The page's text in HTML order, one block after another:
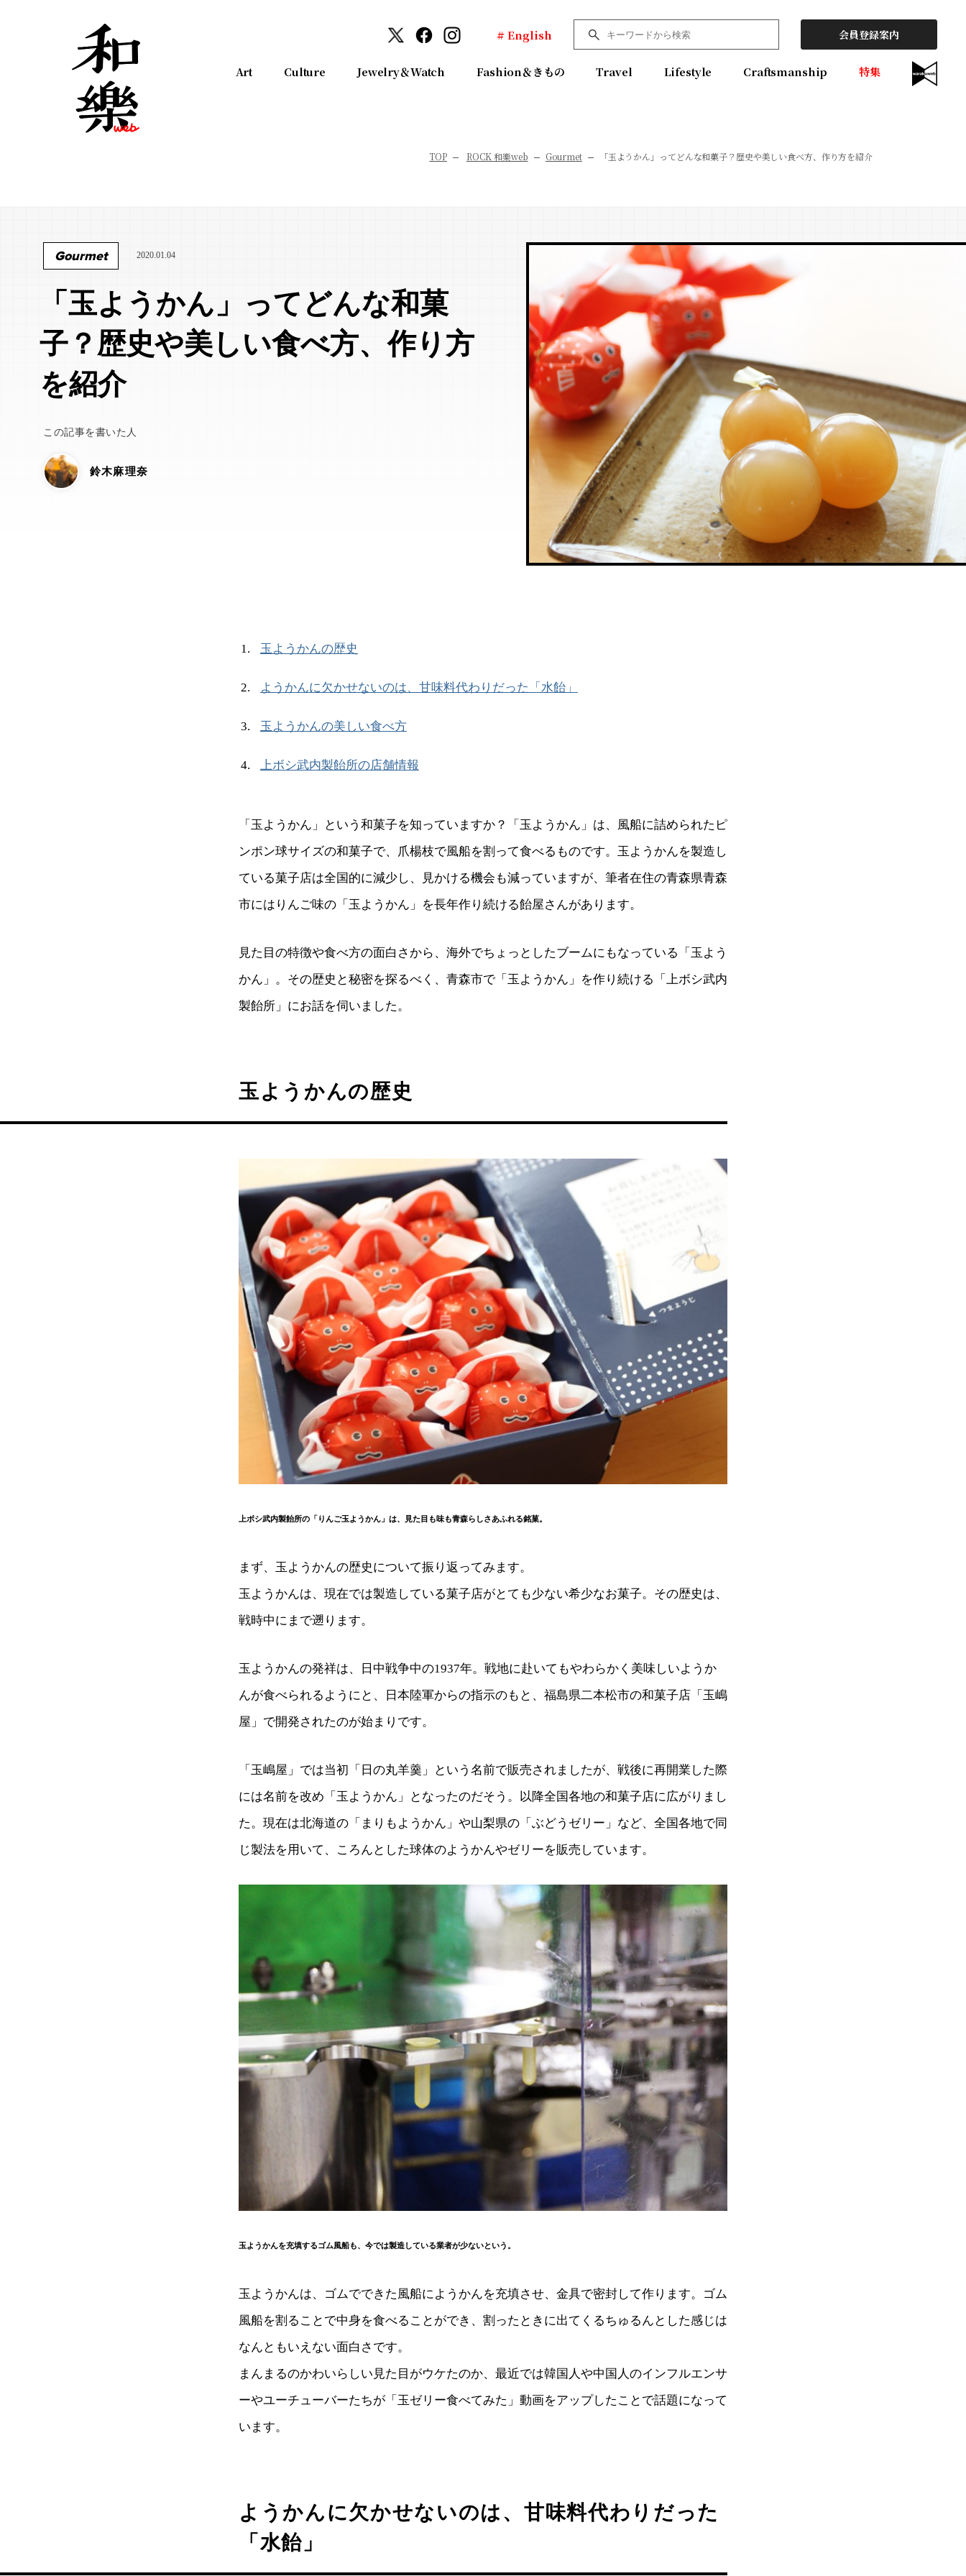
# English 会員登録案内
Art Culture Jewelry＆Watch Fashion＆きもの Travel Lifestyle Craftsmanship 特集
TOP ROCK 和樂web Gourmet 「玉ようかん」ってどんな和菓子？歴史や美しい食べ方、作り方を紹介
Gourmet 2020.01.04
「玉ようかん」ってどんな和菓
子？歴史や美しい食べ方、作り方
を紹介
この記事を書いた人
鈴木麻理奈
玉ようかんの歴史
ようかんに欠かせないのは、甘味料代わりだった「水飴」
玉ようかんの美しい食べ方
上ボシ武内製飴所の店舗情報
「玉ようかん」という和菓子を知っていますか？「玉ようかん」は、風船に詰められたピ
ンポン球サイズの和菓子で、爪楊枝で風船を割って食べるものです。玉ようかんを製造し
ている菓子店は全国的に減少し、見かける機会も減っていますが、筆者在住の青森県青森
市にはりんご味の「玉ようかん」を長年作り続ける飴屋さんがあります。
見た目の特徴や食べ方の面白さから、海外でちょっとしたブームにもなっている「玉よう
かん」。その歴史と秘密を探るべく、青森市で「玉ようかん」を作り続ける「上ボシ武内
製飴所」にお話を伺いました。
玉ようかんの歴史
上ボシ武内製飴所の「りんご玉ようかん」は、見た目も味も青森らしさあふれる銘菓。
まず、玉ようかんの歴史について振り返ってみます。
玉ようかんは、現在では製造している菓子店がとても少ない希少なお菓子。その歴史は、
戦時中にまで遡ります。
玉ようかんの発祥は、日中戦争中の1937年。戦地に赴いてもやわらかく美味しいようか
んが食べられるようにと、日本陸軍からの指示のもと、福島県二本松市の和菓子店「玉嶋
屋」で開発されたのが始まりです。
「玉嶋屋」では当初「日の丸羊羹」という名前で販売されましたが、戦後に再開業した際
には名前を改め「玉ようかん」となったのだそう。以降全国各地の和菓子店に広がりまし
た。現在は北海道の「まりもようかん」や山梨県の「ぶどうゼリー」など、全国各地で同
じ製法を用いて、ころんとした球体のようかんやゼリーを販売しています。
玉ようかんを充填するゴム風船も、今では製造している業者が少ないという。
玉ようかんは、ゴムでできた風船にようかんを充填させ、金具で密封して作ります。ゴム
風船を割ることで中身を食べることができ、割ったときに出てくるちゅるんとした感じは
なんともいえない面白さです。
まんまるのかわいらしい見た目がウケたのか、最近では韓国人や中国人のインフルエンサ
ーやユーチューバーたちが「玉ゼリー食べてみた」動画をアップしたことで話題になって
います。
ようかんに欠かせないのは、甘味料代わりだった
「水飴」